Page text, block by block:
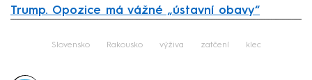
Trump. Opozice má vážné „ústavní obavy“
Slovensko Rakousko výživa zatčení klec